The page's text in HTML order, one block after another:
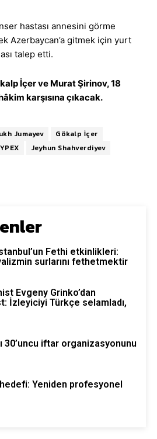
hastası annesini görme
Azerbaycan’a gitmek için yurt
talep etti.
İçer ve Murat Şirinov, 18
karşısına çıkacak.
Jumayev
Gökalp İçer
Jeyhun Shahverdiyev
Fethi etkinlikleri:
surlarını fethetmektir
Evgeny Grinko’dan
İzleyiciyi Türkçe selamladı,
30’uncu iftar organizasyonunu
hedefi: Yeniden profesyonel